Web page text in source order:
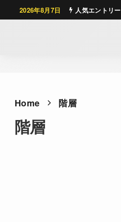
2026年8月7日 人気エントリー
Home 階層
階層